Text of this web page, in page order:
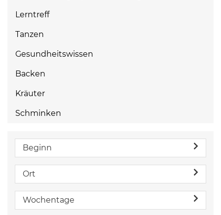
Lerntreff
Tanzen
Gesundheitswissen
Backen
Kräuter
Schminken
Beginn
Ort
Wochentage